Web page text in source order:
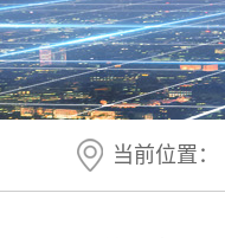
当前位置：